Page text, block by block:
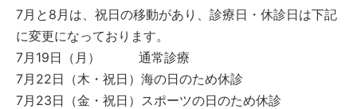
7月と8月は、祝日の移動があり、診療日・休診日は下記
に変更になっております。
7月19日（月） 通常診療
7月22日（木・祝日）海の日のため休診
7月23日（金・祝日）スポーツの日のため休診